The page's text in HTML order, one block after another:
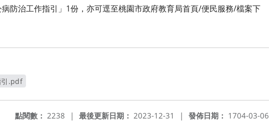
防治工作指引」1份，亦可逕至桃園市政府教育局首頁/便民服務/檔案下
引.pdf
發佈日期： 1704-03-06
最後更新日期： 2023-12-31 |
點閱數： 2238 |